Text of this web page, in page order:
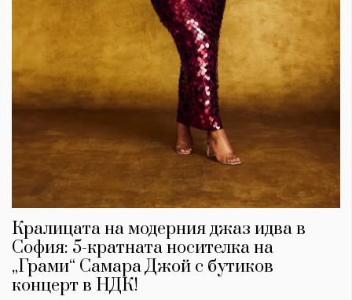
Кралицата на модерния джаз идва в
София: 5-кратната носителка на
„Грами“ Самара Джой с бутиков
концерт в НДК!